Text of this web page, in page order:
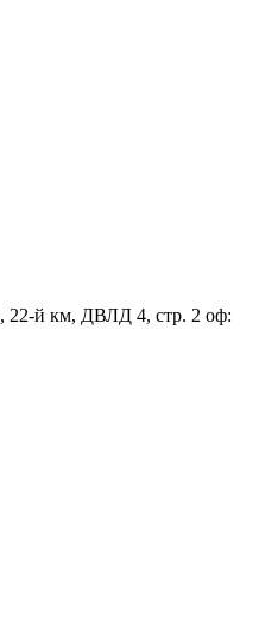
22-й км, ДВЛД 4, стр. 2 оф: